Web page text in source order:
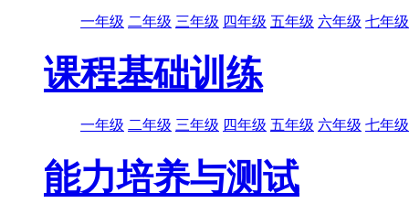
一年级 二年级 三年级 四年级 五年级 六年级 七年级
课程基础训练
一年级 二年级 三年级 四年级 五年级 六年级 七年级
能力培养与测试